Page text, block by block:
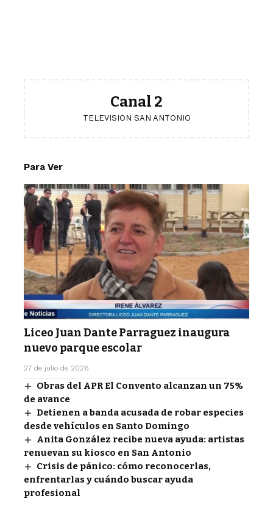
Canal 2
TELEVISION SAN ANTONIO
Para Ver
Liceo Juan Dante Parraguez inaugura
nuevo parque escolar
27 de julio de 2026
Obras del APR El Convento alcanzan un 75%
de avance
Detienen a banda acusada de robar especies
desde vehículos en Santo Domingo
Anita González recibe nueva ayuda: artistas
renuevan su kiosco en San Antonio
Crisis de pánico: cómo reconocerlas,
enfrentarlas y cuándo buscar ayuda
profesional